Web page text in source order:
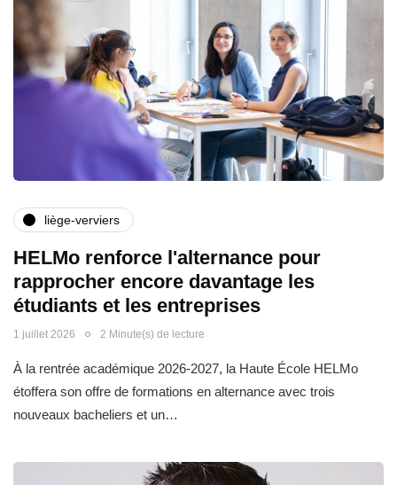
liège-verviers
HELMo renforce l'alternance pour
rapprocher encore davantage les
étudiants et les entreprises
1 juillet 2026 2 Minute(s) de lecture
À la rentrée académique 2026-2027, la Haute École HELMo
étoffera son offre de formations en alternance avec trois
nouveaux bacheliers et un…